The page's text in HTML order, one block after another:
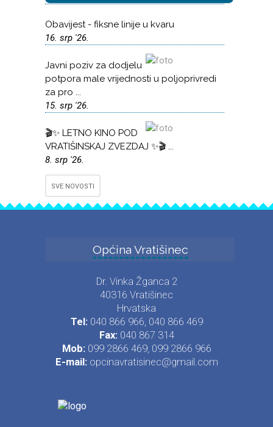
Obavijest - fiksne linije u kvaru
16. srp '26.
Javni poziv za dodjelu
potpora male vrijednosti u poljoprivredi
za pro ...
15. srp '26.
🎬✨ LETNO KINO POD
VRATIŠINSKAJ ZVEZDAJ ✨🎬 ...
8. srp '26.
SVE NOVOSTI
Općina Vratišinec
Dr. Vinka Žganca 2
40316 Vratišinec
Hrvatska
Tel: 040 866 966, 040 866 469
Fax: 040 867 314
Mob: 099 2866 469, 099 2866 966
E-mail: opcinavratisinec@gmail.com